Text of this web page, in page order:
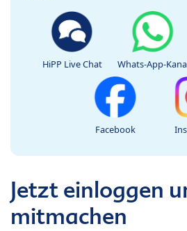
HiPP Live Chat Whats-App-
Facebook
Jetzt einloggen
mitmachen